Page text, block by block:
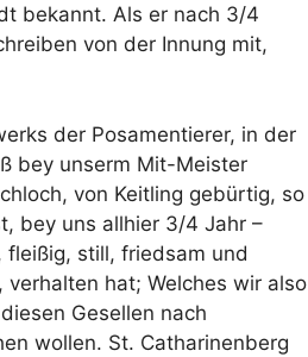
bekannt. Als er nach 3/4
von der Innung mit,
der Posamentierer, in der
bey unserm Mit-Meister
von Keitling gebürtig, so
bey uns allhier 3/4 Jahr –
still, friedsam und
hat; Welches wir also
Gesellen nach
wollen. St. Catharinenberg